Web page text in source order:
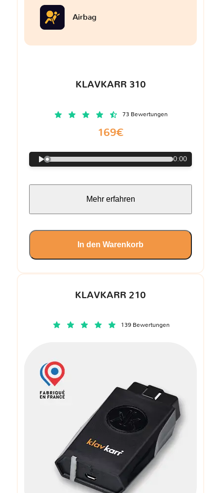
KLAVKARR 210
139 Bewertungen
Airbag
KLAVKARR 310
73 Bewertungen
169€
0:00
Mehr erfahren
In den Warenkorb